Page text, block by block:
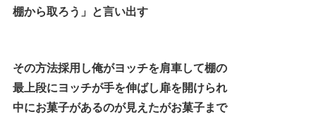
棚から取ろう」と言い出す
その方法採用し俺がヨッチを肩車して棚の
最上段にヨッチが手を伸ばし扉を開けられ
中にお菓子があるのが見えたがお菓子まで